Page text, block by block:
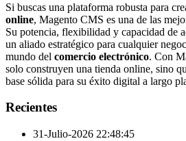
Si buscas una plataforma robusta para
online, Magento CMS es una de las
Su potencia, flexibilidad y capacidad de
un aliado estratégico para cualquier
mundo del comercio electrónico. Con
solo construyen una tienda online, sino
base sólida para su éxito digital a largo
Recientes
31-Julio-2026 22:48:45